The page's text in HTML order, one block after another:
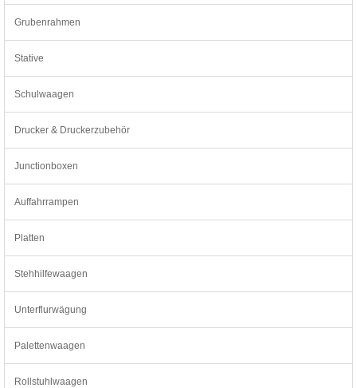
Grubenrahmen
Stative
Schulwaagen
Drucker & Druckerzubehör
Junctionboxen
Auffahrrampen
Platten
Stehhilfewaagen
Unterflurwägung
Palettenwaagen
Rollstuhlwaagen